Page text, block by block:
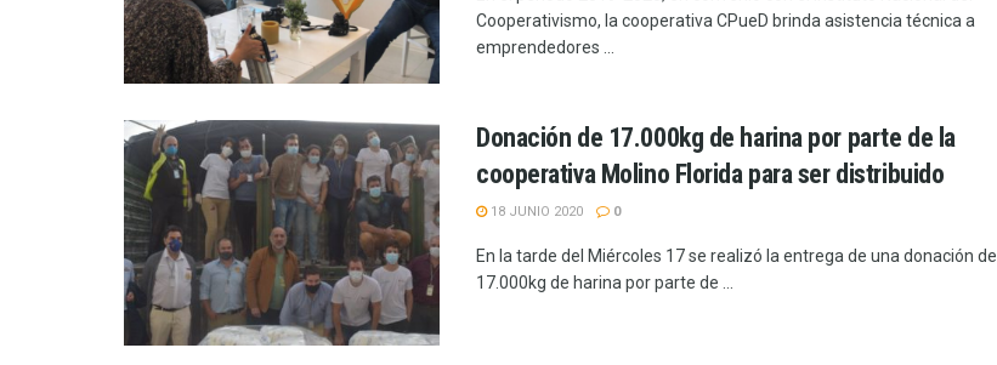
Cooperativismo, la cooperativa CPueD brinda asistencia técnica a
emprendedores ...
Donación de 17.000kg de harina por parte de la
cooperativa Molino Florida para ser distribuido
18 JUNIO 2020 0
En la tarde del Miércoles 17 se realizó la entrega de una donación de
17.000kg de harina por parte de ...